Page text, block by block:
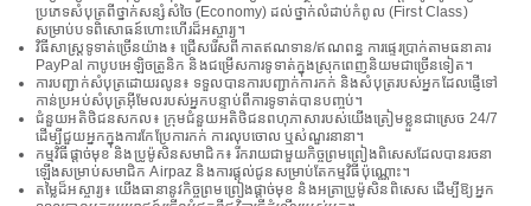
ប្រភេទសំបុត្រពីថ្នាក់សន្សំសំចៃ (Economy) ដល់ថ្នាក់លំដាប់កំពូល (First Class)
សម្រាប់បទពិសោធន៍ហោះហើរដ៏អស្ចារ្យ។
វិធីសាស្រ្តទូទាត់ច្រើនយ៉ាង៖ ជ្រើសរើសពីកាតឥណទាន/ឥណពន្ធ ការផ្ទេរប្រាក់តាមធនាគារ
PayPal កាបូបអេឡិចត្រូនិក និងជម្រើសការទូទាត់ក្នុងស្រុកពេញនិយមជាច្រើនទៀត។
ការបញ្ជាក់សំបុត្រដោយរលូន៖ ទទួលបានការបញ្ជាក់ការកក់ និងសំបុត្ររបស់អ្នកដែលផ្ញើទៅ
កាន់ប្រអប់សំបុត្រអ៊ីមែលរបស់អ្នកបន្ទាប់ពីការទូទាត់បានបញ្ចប់។
ជំនួយអតិថិជនសកល៖ ក្រុមជំនួយអតិថិជនពហុភាសារបស់យើងត្រៀមខ្លួនជាស្រេច 24/7
ដើម្បីជួយអ្នកក្នុងការកែប្រែការកក់ ការលុបចោល ឬសំណួរនានា។
កម្មវិធីផ្តាច់មុខ និងប្រូម៉ូសិនសមាជិក៖ រីករាយជាមួយកិច្ចព្រមព្រៀងពិសេសដែលបានរចនា
ឡើងសម្រាប់សមាជិក Airpaz និងការផ្តល់ជូនសម្រាប់តែកម្មវិធីប៉ុណ្ណោះ។
តម្លៃដ៏អស្ចារ្យ៖ យើងធានានូវកិច្ចព្រមព្រៀងផ្តាច់មុខ និងអត្រាប្រូម៉ូសិនពិសេស ដើម្បីឱ្យអ្នក